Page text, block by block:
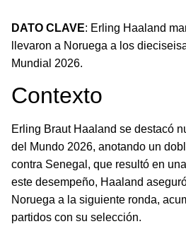
DATO CLAVE: Erling Haaland
llevaron a Noruega a los
Mundial 2026.
Contexto
Erling Braut Haaland se destacó
del Mundo 2026, anotando un
contra Senegal, que resultó en
este desempeño, Haaland
Noruega a la siguiente ronda,
partidos con su selección.